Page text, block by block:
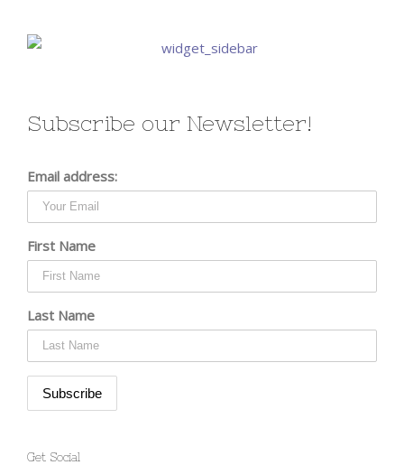
Subscribe our Newsletter!
Email address:
First Name
Last Name
Get Social